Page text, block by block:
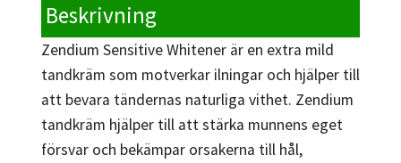
Beskrivning
Zendium Sensitive Whitener är en extra mild
tandkräm som motverkar ilningar och hjälper till
att bevara tändernas naturliga vithet. Zendium
tandkräm hjälper till att stärka munnens eget
försvar och bekämpar orsakerna till hål,